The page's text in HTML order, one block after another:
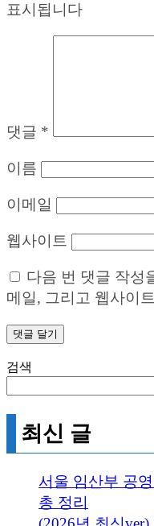
표시됩니다
댓글 *
이름
이메일
웹사이트
다음 번 댓글 작성
메일, 그리고 웹사이
검색
최신 글
서울 임산부 공
총 정리